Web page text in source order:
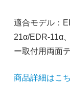
適合モデル：
21α/EDR-11α
ー取付用両面
商品詳細はこ